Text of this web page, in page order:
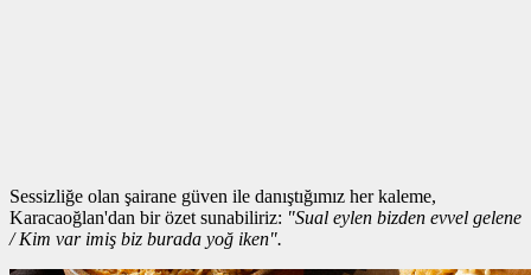
Sessizliğe olan şairane güven ile danıştığımız her kaleme,
Karacaoğlan'dan bir özet sunabiliriz: "Sual eylen bizden evvel gelene
/ Kim var imiş biz burada yoğ iken".